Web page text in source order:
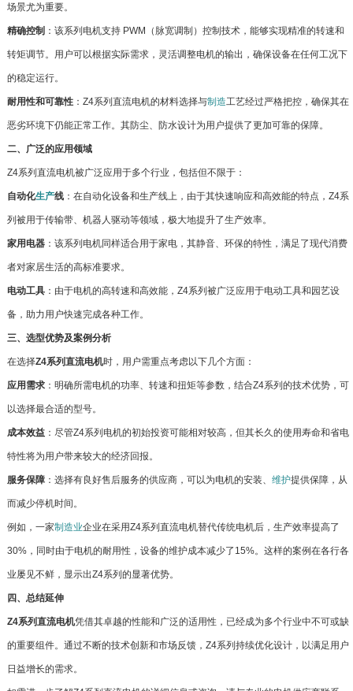
场景尤为重要。
精确控制 ：该系列电机支持 PWM（脉宽调制）控制技术，能够实现精准的转速和
转矩调节。用户可以根据实际需求，灵活调整电机的输出，确保设备在任何工况下
的稳定运行。
耐用性和可靠性：Z4系列直流电机的材料选择与制造工艺经过严格把控，确保其在
恶劣环境下仍能正常工作。其防尘、防水设计为用户提供了更加可靠的保障。
二、广泛的应用领域
Z4系列直流电机被广泛应用于多个行业，包括但不限于：
自动化生产线：在自动化设备和生产线上，由于其快速响应和高效能的特点，Z4系
列被用于传输带、机器人驱动等领域，极大地提升了生产效率。
家用电器：该系列电机同样适合用于家电，其静音、环保的特性，满足了现代消费
者对家居生活的高标准要求。
电动工具：由于电机的高转速和高效能，Z4系列被广泛应用于电动工具和园艺设
备，助力用户快速完成各种工作。
三、选型优势及案例分析
在选择Z4系列直流电机时，用户需重点考虑以下几个方面：
应用需求：明确所需电机的功率、转速和扭矩等参数，结合Z4系列的技术优势，可
以选择最合适的型号。
成本效益：尽管Z4系列电机的初始投资可能相对较高，但其长久的使用寿命和省电
特性将为用户带来较大的经济回报。
服务保障：选择有良好售后服务的供应商，可以为电机的安装、 维护提供保障，从
而减少停机时间。
例如，一家制造业企业在采用Z4系列直流电机替代传统电机后，生产效率提高了
30%，同时由于电机的耐用性，设备的维护成本减少了15%。这样的案例在各行各
业屡见不鲜，显示出Z4系列的显著优势。
四、总结延伸
Z4系列直流电机凭借其卓越的性能和广泛的适用性，已经成为多个行业中不可或缺
的重要组件。通过不断的技术创新和市场反馈，Z4系列持续优化设计，以满足用户
日益增长的需求。